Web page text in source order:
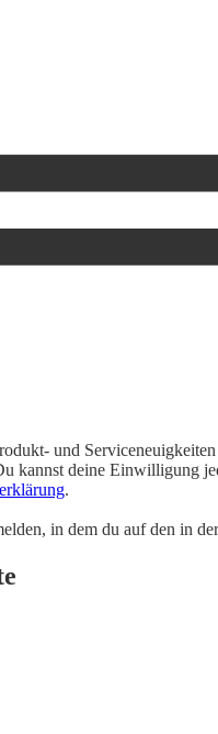
und
kannst deine Einwilligung
.
in dem du auf den in